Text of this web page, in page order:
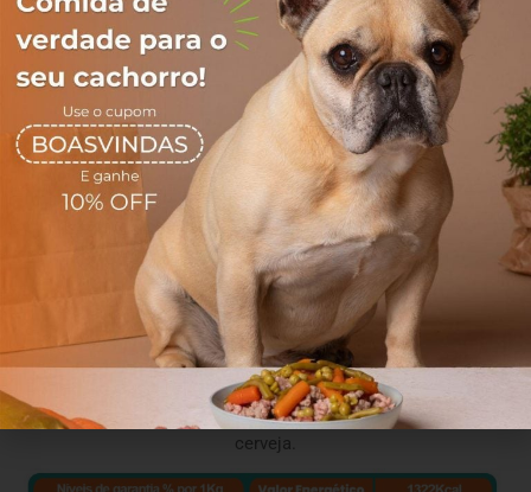
natural, balanceada, saudável, bio apropriada e de muita
qualidade, sem abrir mão da praticidade no dia a dia, nasce a
Cozinha Natural Pet!
Nosso maior objetivo é oferecer saúde, qualidade de vida e
muito afeto através da alimentação. Completos e nutritivos,
nossos alimentos são capazes de revolucionar a vida do seu
melhor amigo!
Ingredientes
Filé mignon suíno, batata doce, grão-de-bico, couve-flor,
tomate, berinjela, fígado de galinha, mix de folhas (escarola,
rúcula e chicória), suplemento vitamínico manutenção,
banha de porco, canela, sal do himalaia e levedura de
cerveja.